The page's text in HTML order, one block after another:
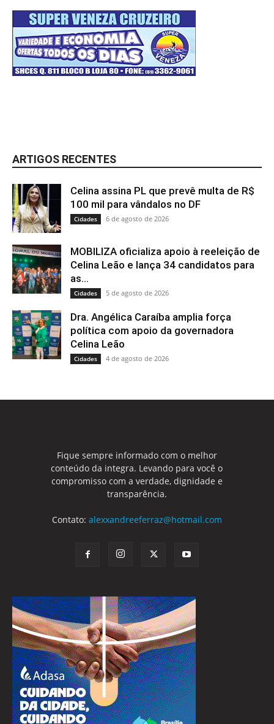
ARTIGOS RECENTES
Celina assina PL que prevê multa de R$
100 mil para vândalos no DF
Cidades 6 de agosto de 2026
MOBILIZA oficializa apoio à reeleição de
Celina Leão e lança 34 candidatos para
as...
Cidades 5 de agosto de 2026
Dra. Angélica Caraíba amplia força
política com apoio da governadora
Celina Leão
Cidades 4 de agosto de 2026
Fique sempre informado com o melhor
conteúdo da integra. Levando para você o
compromisso com a verdade, dignidade e
transparência.
Contato: alexxandreeferraz@hotmail.com